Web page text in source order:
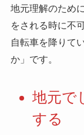
地元理解のため
をされる時に不
自転車を降りて
か」です。
地元で
する